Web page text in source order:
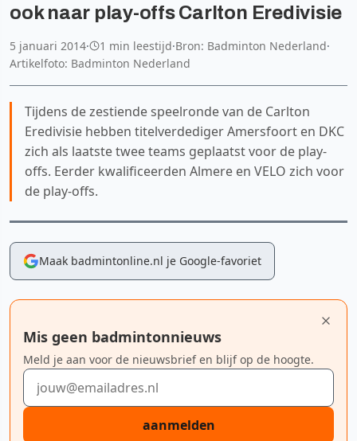
ook naar play-offs Carlton Eredivisie
5 januari 2014· 1 min leestijd·Bron: Badminton Nederland·
Artikelfoto: Badminton Nederland
Tijdens de zestiende speelronde van de Carlton
Eredivisie hebben titelverdediger Amersfoort en DKC
zich als laatste twee teams geplaatst voor de play-
offs. Eerder kwalificeerden Almere en VELO zich voor
de play-offs.
Maak badmintonline.nl je Google-favoriet
Mis geen badmintonnieuws
Meld je aan voor de nieuwsbrief en blijf op de hoogte.
E-mailadres
aanmelden